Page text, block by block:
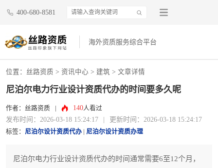
400-680-8581
海外资质服务综合平台
位置： 丝路资质 > 资讯中心 > 建筑 > 文章详情
尼泊尔电力行业设计资质代办的时间要多久呢
作者：丝路资质 140人看过
发布时间：2026-03-18 15:24:17 更新时间：2026-03-18 15:24:17
标签： 尼泊尔设计资质代办 尼泊尔设计资质办理
尼泊尔电力行业设计资质代办的时间通常需要6至12个月，